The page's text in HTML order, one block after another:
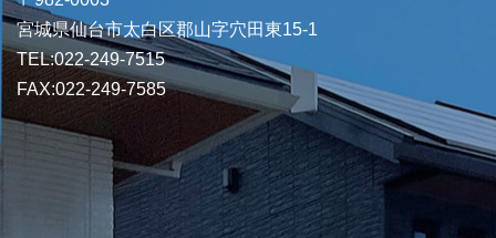
宮城県仙台市太白区郡山字穴田東15-1
TEL:022-249-7515
FAX:022-249-7585